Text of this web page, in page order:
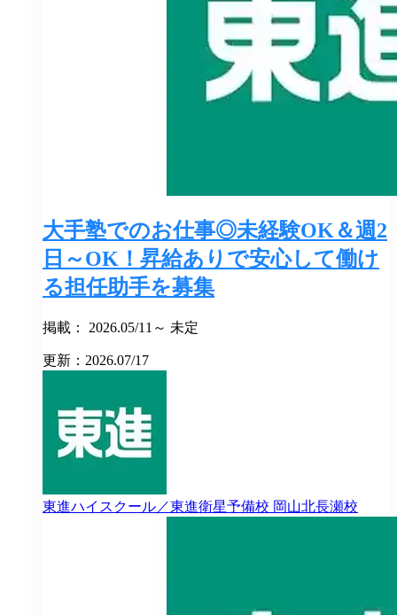
大手塾でのお仕事◎未経験OK＆週2
日～OK！昇給ありで安心して働け
る担任助手を募集
掲載： 2026.05/11～ 未定
更新：2026.07/17
東進ハイスクール／東進衛星予備校 岡山北長瀬校